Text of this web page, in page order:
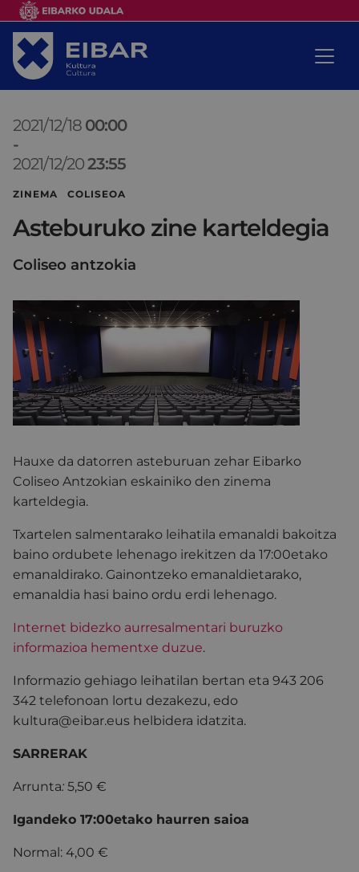
2021/12/18 00:00
-
2021/12/2023:55
ZINEMA COLISEOA
Asteburuko zine karteldegia
Coliseo antzokia
Hauxe da datorren asteburuan zehar Eibarko
Coliseo Antzokian eskainiko den zinema
karteldegia.
Txartelen salmentarako leihatila emanaldi bakoitza
baino ordubete lehenago irekitzen da 17:00etako
emanaldirako. Gainontzeko emanaldietarako,
emanaldia hasi baino ordu erdi lehenago.
Internet bidezko aurresalmentari buruzko
informazioa hementxe duzue.
Informazio gehiago leihatilan bertan eta 943 206
342 telefonoan lortu dezakezu, edo
kultura@eibar.eus helbidera idatzita.
SARRERAK
Arrunta: 5,50 €
Igandeko 17:00etako haurren saioa
Normal: 4,00 €